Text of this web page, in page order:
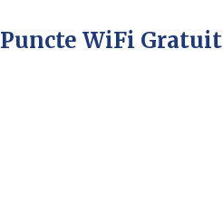
Puncte WiFi Gratuit